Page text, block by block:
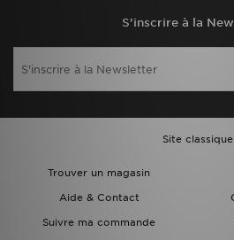
S'inscrire à la
Site classique
Trouver un magasin
Aide & Contact
Suivre ma commande